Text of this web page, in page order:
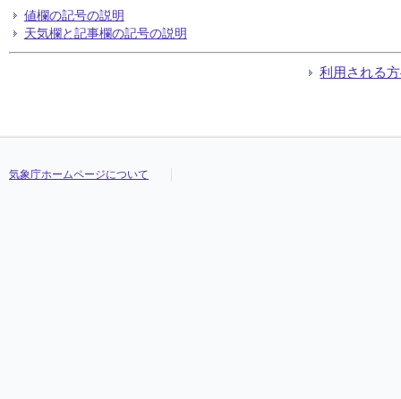
24
1008.4
24
1008.4
24
1008.4
24
1008.4
値欄の記号の説明
天気欄と記事欄の記号の説明
利用される
気象庁ホームページについて